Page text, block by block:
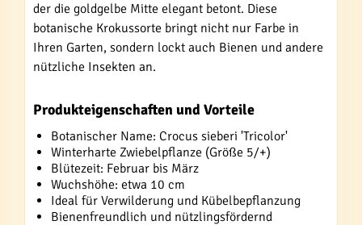
der die goldgelbe Mitte elegant betont. Diese
botanische Krokussorte bringt nicht nur Farbe in
Ihren Garten, sondern lockt auch Bienen und andere
nützliche Insekten an.
Produkteigenschaften und Vorteile
Botanischer Name: Crocus sieberi 'Tricolor'
Winterharte Zwiebelpflanze (Größe 5/+)
Blütezeit: Februar bis März
Wuchshöhe: etwa 10 cm
Ideal für Verwilderung und Kübelbepflanzung
Bienenfreundlich und nützlingsfördernd